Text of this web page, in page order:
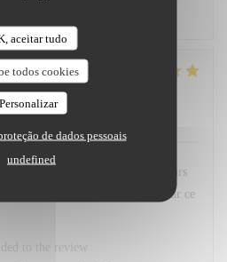
aceitar tudo
todos cookies
Personalizar
de dados pessoais
undefined
menu: 5/5 quality_price
au menu le choix est toujours
à déguster . Merci pour ce
to the review